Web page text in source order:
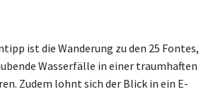
ist die Wanderung zu den 25 Fontes,
Wasserfälle in einer traumhaften
Zudem lohnt sich der Blick in ein E-